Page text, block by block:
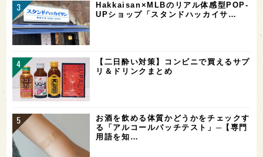
Hakkaisan×MLBのリアル体感型POP-
UPショップ「スタンドハッカイサ…
【二日酔い対策】コンビニで買えるサプ
リ＆ドリンクまとめ
お酒を飲める体質かどうかをチェックす
る「アルコールパッチテスト」─【専門
用語を知…